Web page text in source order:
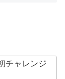
チャレンジ